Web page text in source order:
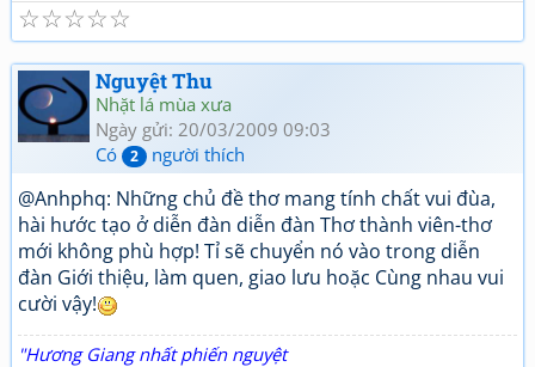
☆
☆
☆
☆
☆
Nguyệt Thu
Nhặt lá mùa xưa
Ngày gửi: 20/03/2009 09:03
Có
2 người thích
@Anhphq: Những chủ đề thơ mang tính chất vui đùa,
hài hước tạo ở diễn đàn diễn đàn Thơ thành viên-thơ
mới không phù hợp! Tỉ sẽ chuyển nó vào trong diễn
đàn Giới thiệu, làm quen, giao lưu hoặc Cùng nhau vui
cười vậy!
"Hương Giang nhất phiến nguyệt